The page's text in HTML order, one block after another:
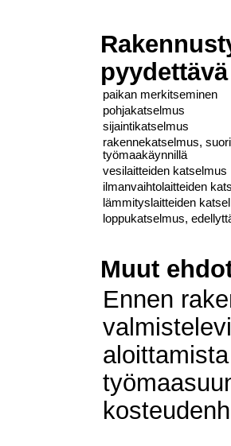
paikan merkitseminen
pohjakatselmus
sijaintikatselmus
rakennekatselmus,
työmaakäynnillä
vesilaitteiden katselmus
ilmanvaihtolaitteiden
lämmityslaitteiden
loppukatselmus,
Muut
Ennen